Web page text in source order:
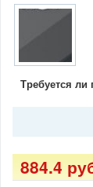
Требуется
884.4